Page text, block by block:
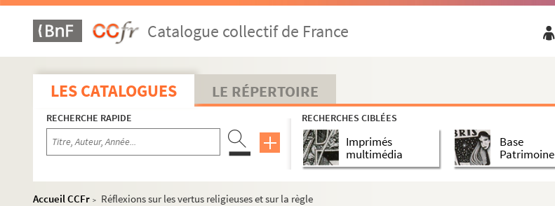
Catalogue collectif de France
LES CATALOGUES LE RÉPERTOIRE
RECHERCHE RAPIDE RECHERCHES CIBLÉES
Imprimés
multimédia
Base
Patrimoine
Accueil CCFr >
Réflexions sur les vertus religieuses et sur la règle